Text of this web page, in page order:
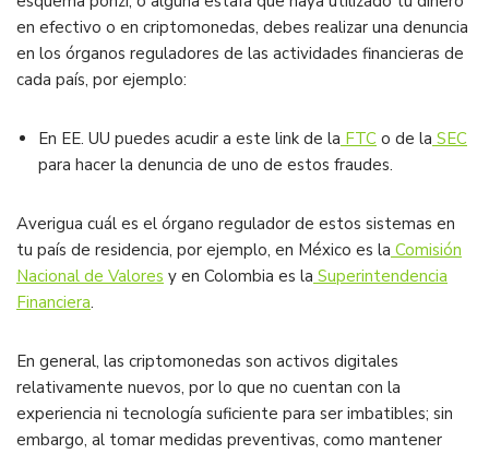
en efectivo o en criptomonedas, debes realizar una denuncia
en los órganos reguladores de las actividades financieras de
cada país, por ejemplo:
En EE. UU puedes acudir a este link de la FTC o de la SEC
para hacer la denuncia de uno de estos fraudes.
Averigua cuál es el órgano regulador de estos sistemas en
tu país de residencia, por ejemplo, en México es la Comisión
Nacional de Valores y en Colombia es la Superintendencia
Financiera.
En general, las criptomonedas son activos digitales
relativamente nuevos, por lo que no cuentan con la
experiencia ni tecnología suficiente para ser imbatibles; sin
embargo, al tomar medidas preventivas, como mantener